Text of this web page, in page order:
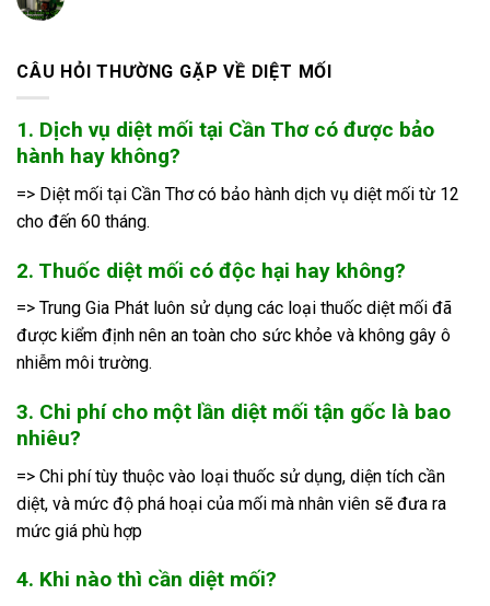
CÂU HỎI THƯỜNG GẶP VỀ DIỆT MỐI
1. Dịch vụ diệt mối tại Cần Thơ có được bảo
hành hay không?
=> Diệt mối tại Cần Thơ có bảo hành dịch vụ diệt mối từ 12
cho đến 60 tháng.
2. Thuốc diệt mối có độc hại hay không?
=> Trung Gia Phát luôn sử dụng các loại thuốc diệt mối đã
được kiểm định nên an toàn cho sức khỏe và không gây ô
nhiễm môi trường.
3. Chi phí cho một lần diệt mối tận gốc là bao
nhiêu?
=> Chi phí tùy thuộc vào loại thuốc sử dụng, diện tích cần
diệt, và mức độ phá hoại của mối mà nhân viên sẽ đưa ra
mức giá phù hợp
4. Khi nào thì cần diệt mối?